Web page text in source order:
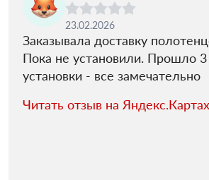
23.02.2026
Заказывала доставку
Пока не установили. Прошло 3
установки - все замечательно
Читать отзыв на Яндекс.Картах